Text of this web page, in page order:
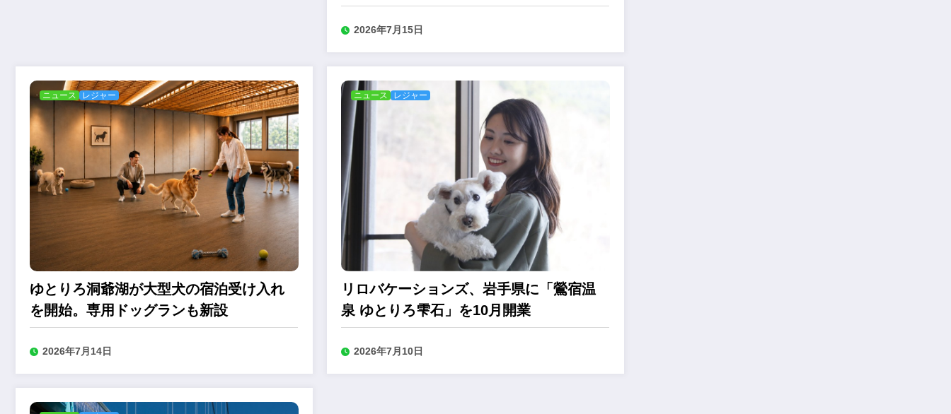
2026年7月15日
ニュース レジャー
ゆとりろ洞爺湖が大型犬の宿泊受け入れ
を開始。専用ドッグランも新設
2026年7月14日
ニュース レジャー
リロバケーションズ、岩手県に「鶯宿温
泉 ゆとりろ雫石」を10月開業
2026年7月10日